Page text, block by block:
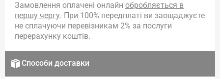
Замовлення оплачені онлайн обробляється в
першу чергу. При 100% передплаті ви заощаджуєте
не сплачуючи перевізникам 2% за послуги
перерахунку коштів.
Способи доставки